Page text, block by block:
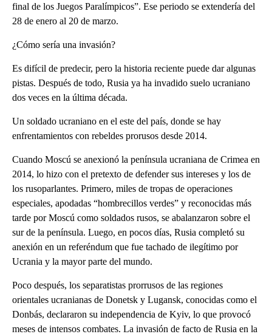
final de los Juegos Paralímpicos”. Ese periodo se extendería del
28 de enero al 20 de marzo.
¿Cómo sería una invasión?
Es difícil de predecir, pero la historia reciente puede dar algunas
pistas. Después de todo, Rusia ya ha invadido suelo ucraniano
dos veces en la última década.
Un soldado ucraniano en el este del país, donde se hay
enfrentamientos con rebeldes prorusos desde 2014.
Cuando Moscú se anexionó la península ucraniana de Crimea en
2014, lo hizo con el pretexto de defender sus intereses y los de
los rusoparlantes. Primero, miles de tropas de operaciones
especiales, apodadas “hombrecillos verdes” y reconocidas más
tarde por Moscú como soldados rusos, se abalanzaron sobre el
sur de la península. Luego, en pocos días, Rusia completó su
anexión en un referéndum que fue tachado de ilegítimo por
Ucrania y la mayor parte del mundo.
Poco después, los separatistas prorrusos de las regiones
orientales ucranianas de Donetsk y Lugansk, conocidas como el
Donbás, declararon su independencia de Kyiv, lo que provocó
meses de intensos combates. La invasión de facto de Rusia en la